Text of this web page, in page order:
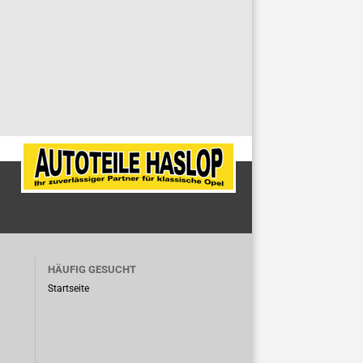
HÄUFIG GESUCHT
Startseite